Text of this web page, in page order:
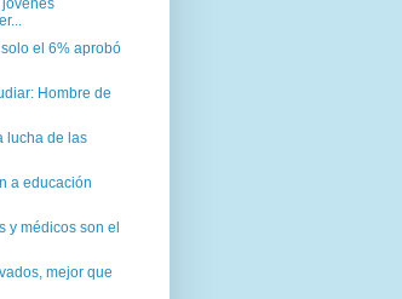
el 6% aprobó
Hombre de
lucha de las
a educación
y médicos son el
mejor que